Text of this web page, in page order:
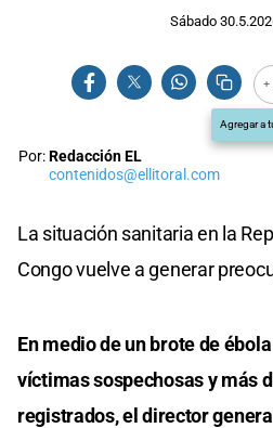
Sábado
+
Agregar a
Por:Redacción EL
contenidos@ellitoral.com
La situación sanitaria en la
Congo vuelve a generar
En medio de un brote de
víctimas sospechosas y más
registrados, el director